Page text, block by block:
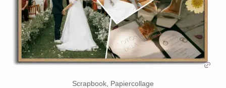
Scrapbook, Papiercollage